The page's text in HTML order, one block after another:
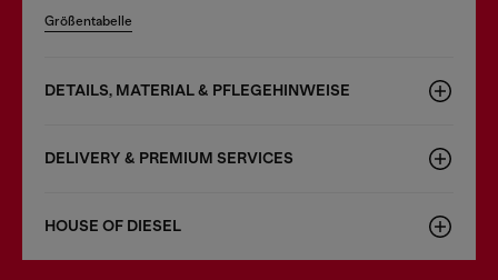
Größentabelle
DETAILS, MATERIAL & PFLEGEHINWEISE
DELIVERY & PREMIUM SERVICES
HOUSE OF DIESEL